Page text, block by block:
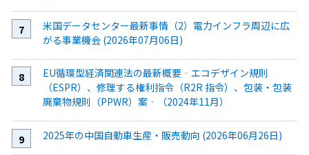
米国データセンター最新事情（2）電力インフラ周辺に広
がる事業機会 (2026年07月06日)
EU循環型経済関連法の最新概要‐エコデザイン規則
（ESPR）、修理する権利指令（R2R 指令）、包装・包装
廃棄物規則（PPWR）案‐（2024年11月）
2025年の中国自動車生産・販売動向 (2026年06月26日)